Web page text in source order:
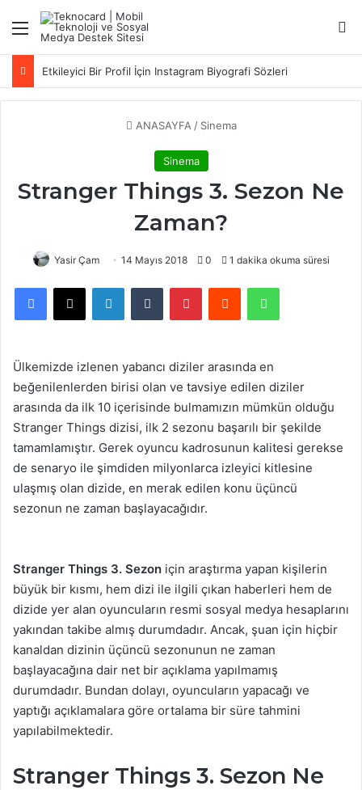
Menü
Etkileyici Bir Profil İçin Instagram Biyografi Sözleri
ANASAYFA / Sinema
Sinema
Stranger Things 3. Sezon Ne
Zaman?
Yasir Çam 14 Mayıs 2018 0 1 dakika okuma süresi
Facebook
X LinkedInTumblr PinterestReddit WhatsApp
Ülkemizde izlenen yabancı diziler arasında en
beğenilenlerden birisi olan ve tavsiye edilen diziler
arasında da ilk 10 içerisinde bulmamızın mümkün olduğu
Stranger Things dizisi, ilk 2 sezonu başarılı bir şekilde
tamamlamıştır. Gerek oyuncu kadrosunun kalitesi gerekse
de senaryo ile şimdiden milyonlarca izleyici kitlesine
ulaşmış olan dizide, en merak edilen konu üçüncü
sezonun ne zaman başlayacağıdır.
Stranger Things 3. Sezon için araştırma yapan kişilerin
büyük bir kısmı, hem dizi ile ilgili çıkan haberleri hem de
dizide yer alan oyuncuların resmi sosyal medya hesaplarını
yakından takibe almış durumdadır. Ancak, şuan için hiçbir
kanaldan dizinin üçüncü sezonunun ne zaman
başlayacağına dair net bir açıklama yapılmamış
durumdadır. Bundan dolayı, oyuncuların yapacağı ve
yaptığı açıklamalara göre ortalama bir süre tahmini
yapılabilmektedir.
Stranger Things 3. Sezon Ne